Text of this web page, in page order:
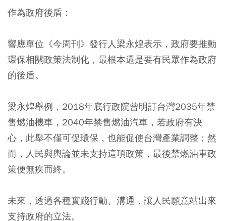
作為政府後盾：
響應單位《今周刊》發行人梁永煌表示，政府要推動
環保相關政策法制化，最根本還是要有民眾作為政府
的後盾。
梁永煌舉例，2018年底行政院曾明訂台灣2035年禁
售燃油機車，2040年禁售燃油汽車，若政府有決
心，此舉不僅可促環保，也能促使台灣產業調整；然
而，人民與輿論並未支持這項政策，最後禁燃油車政
策便無疾而終。
未來，透過各種實踐行動、溝通，讓人民願意站出來
支持政府的立法。